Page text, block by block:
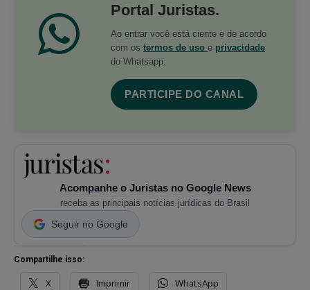
Portal Juristas.
Ao entrar você está ciente e de acordo
com os termos de uso e privacidade
do Whatsapp.
PARTICIPE DO CANAL
Acompanhe o Juristas no Google News
receba as principais notícias jurídicas do Brasil
Seguir no Google
Compartilhe isso:
X Imprimir WhatsApp